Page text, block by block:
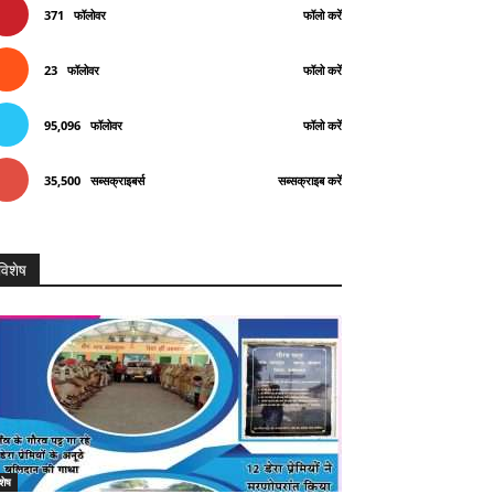
371 फॉलोवर फॉलो करें
23 फॉलोवर फॉलो करें
95,096 फॉलोवर फॉलो करें
35,500 सब्सक्राइबर्स सब्सक्राइब करें